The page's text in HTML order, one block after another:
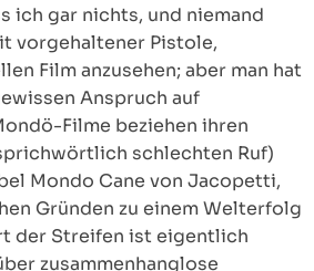
ich gar nichts, und niemand
vorgehaltener Pistole,
Film anzusehen; aber man hat
Anspruch auf
Filme beziehen ihren
schlechten Ruf)
Mondo Cane von Jacopetti,
Gründen zu einem Welterfolg
der Streifen ist eigentlich
zusammenhanglose